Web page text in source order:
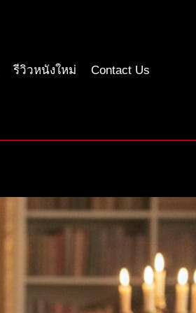
รีวิวหนังใหม่ Contact Us